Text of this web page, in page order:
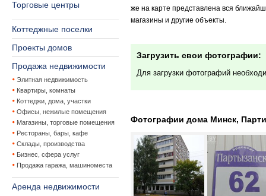
Торговые центры
Коттеджные поселки
Проекты домов
Продажа недвижимости
Элитная недвижимость
Квартиры, комнаты
Коттеджи, дома, участки
Офисы, нежилые помещения
Магазины, торговые помещения
Рестораны, бары, кафе
Склады, производства
Бизнес, сфера услуг
Продажа гаража, машиноместа
Аренда недвижимости
же на карте представлена вся
магазины и другие объекты.
Загрузить свои фотографии:
Для загрузки фотографий
Фотографии дома Минск,